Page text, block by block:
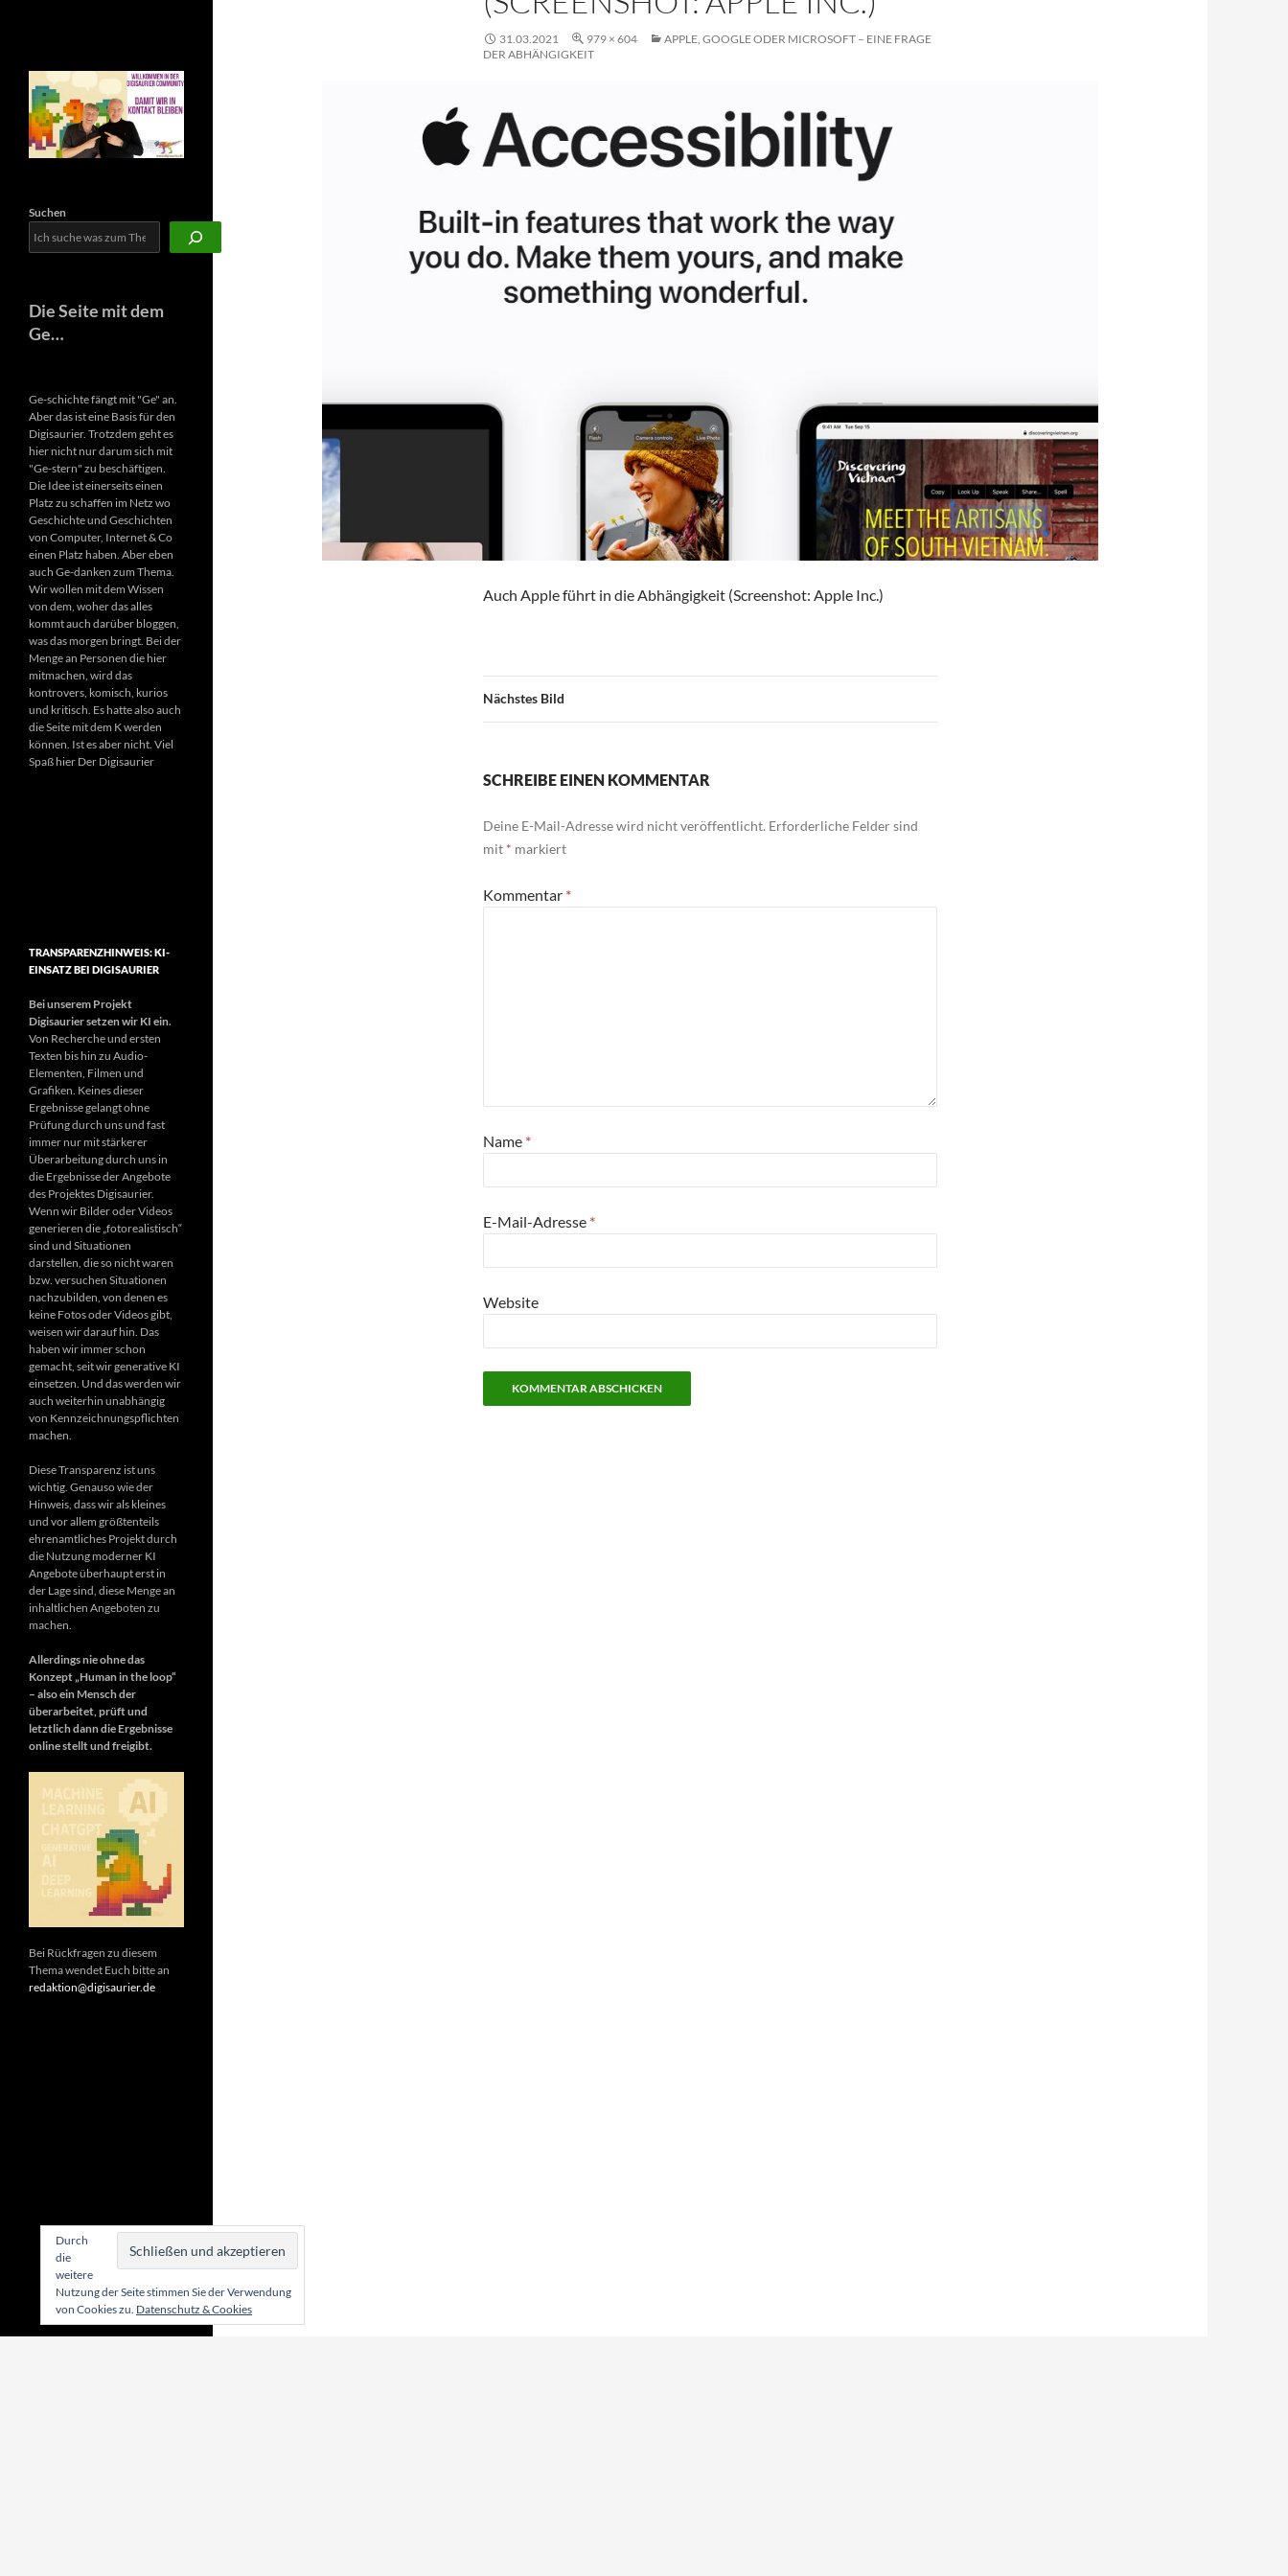
31.03.2021 979 × 604
APPLE, GOOGLE ODER MICROSOFT – EINE FRAGE
DER ABHÄNGIGKEIT
Auch Apple führt in die Abhängigkeit (Screenshot: Apple Inc.)
Nächstes Bild
SCHREIBE EINEN KOMMENTAR
Deine E-Mail-Adresse wird nicht veröffentlicht. Erforderliche Felder sind
mit * markiert
Kommentar *
Name *
E-Mail-Adresse *
Website
Suchen
Die Seite mit dem
Ge…
Ge-schichte fängt mit "Ge" an.
Aber das ist eine Basis für den
Digisaurier. Trotzdem geht es
hier nicht nur darum sich mit
"Ge-stern" zu beschäftigen.
Die Idee ist einerseits einen
Platz zu schaffen im Netz wo
Geschichte und Geschichten
von Computer, Internet & Co
einen Platz haben. Aber eben
auch Ge-danken zum Thema.
Wir wollen mit dem Wissen
von dem, woher das alles
kommt auch darüber bloggen,
was das morgen bringt. Bei der
Menge an Personen die hier
mitmachen, wird das
kontrovers, komisch, kurios
und kritisch. Es hatte also auch
die Seite mit dem K werden
können. Ist es aber nicht. Viel
Spaß hier Der Digisaurier
TRANSPARENZHINWEIS: KI-
EINSATZ BEI DIGISAURIER
Bei unserem Projekt
Digisaurier setzen wir KI ein.
Von Recherche und ersten
Texten bis hin zu Audio-
Elementen, Filmen und
Grafiken. Keines dieser
Ergebnisse gelangt ohne
Prüfung durch uns und fast
immer nur mit stärkerer
Überarbeitung durch uns in
die Ergebnisse der Angebote
des Projektes Digisaurier.
Wenn wir Bilder oder Videos
generieren die „fotorealistisch“
sind und Situationen
darstellen, die so nicht waren
bzw. versuchen Situationen
nachzubilden, von denen es
keine Fotos oder Videos gibt,
weisen wir darauf hin. Das
haben wir immer schon
gemacht, seit wir generative KI
einsetzen. Und das werden wir
auch weiterhin unabhängig
von Kennzeichnungspflichten
machen.
Diese Transparenz ist uns
wichtig. Genauso wie der
Hinweis, dass wir als kleines
und vor allem größtenteils
ehrenamtliches Projekt durch
die Nutzung moderner KI
Angebote überhaupt erst in
der Lage sind, diese Menge an
inhaltlichen Angeboten zu
machen.
Allerdings nie ohne das
Konzept „Human in the loop“
– also ein Mensch der
überarbeitet, prüft und
letztlich dann die Ergebnisse
online stellt und freigibt.
Bei Rückfragen zu diesem
Thema wendet Euch bitte an
redaktion@digisaurier.de
Durch
die
weitere
Nutzung der Seite stimmen Sie der Verwendung
von Cookies zu. Datenschutz & Cookies